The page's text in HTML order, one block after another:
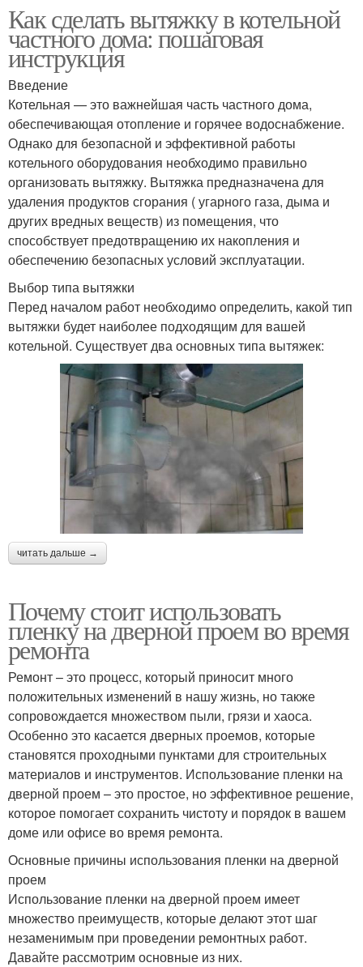
Как сделать вытяжку в котельной
частного дома: пошаговая
инструкция
Введение
Котельная — это важнейшая часть частного дома,
обеспечивающая отопление и горячее водоснабжение.
Однако для безопасной и эффективной работы
котельного оборудования необходимо правильно
организовать вытяжку. Вытяжка предназначена для
удаления продуктов сгорания ( угарного газа, дыма и
других вредных веществ) из помещения, что
способствует предотвращению их накопления и
обеспечению безопасных условий эксплуатации.
Выбор типа вытяжки
Перед началом работ необходимо определить, какой тип
вытяжки будет наиболее подходящим для вашей
котельной. Существует два основных типа вытяжек:
читать дальше →
Почему стоит использовать
пленку на дверной проем во время
ремонта
Ремонт – это процесс, который приносит много
положительных изменений в нашу жизнь, но также
сопровождается множеством пыли, грязи и хаоса.
Особенно это касается дверных проемов, которые
становятся проходными пунктами для строительных
материалов и инструментов. Использование пленки на
дверной проем – это простое, но эффективное решение,
которое помогает сохранить чистоту и порядок в вашем
доме или офисе во время ремонта.
Основные причины использования пленки на дверной
проем
Использование пленки на дверной проем имеет
множество преимуществ, которые делают этот шаг
незаменимым при проведении ремонтных работ.
Давайте рассмотрим основные из них.